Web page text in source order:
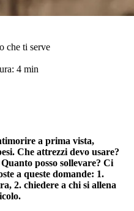
che ti serve
4 min
a prima vista,
Che attrezzi devo usare?
posso sollevare? Ci
a queste domande: 1.
2. chiedere a chi si allena